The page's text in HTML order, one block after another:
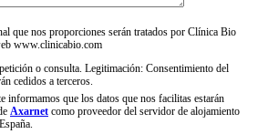
que nos proporciones serán tratados por Clínica Bio
www.clinicabio.com
o consulta. Legitimación: Consentimiento del
cedidos a terceros.
informamos que los datos que nos facilitas estarán
Axarnet como proveedor del servidor de alojamiento